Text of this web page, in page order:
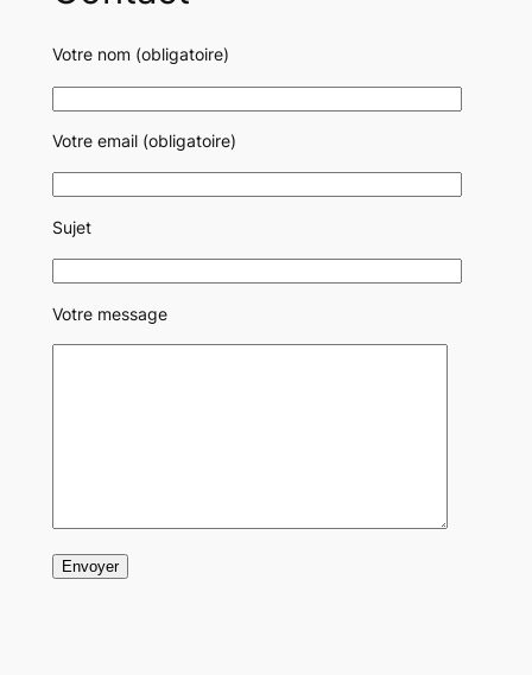
Votre nom (obligatoire)
Votre email (obligatoire)
Sujet
Votre message